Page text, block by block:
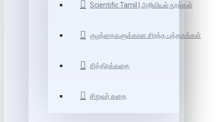
Scientific Tamil | அறிவியல் நூல்கள்
குழந்தைகளுக்கான சிறந்த புத்தகங்கள்
சித்திரக்கதை
சிறுவர் கதை